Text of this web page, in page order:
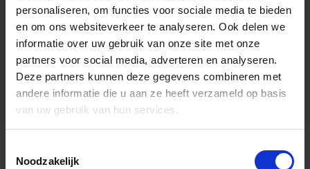
personaliseren, om functies voor sociale media te bieden
en om ons websiteverkeer te analyseren. Ook delen we
informatie over uw gebruik van onze site met onze
partners voor social media, adverteren en analyseren.
Deze partners kunnen deze gegevens combineren met
andere informatie die u aan ze heeft verzameld op basis
van uw gebruik van hun services.
Noodzakelijk
Algemene informatie